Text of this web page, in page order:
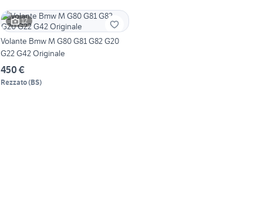
12
Volante Bmw M G80 G81 G82 G20
G22 G42 Originale
450 €
Rezzato(BS)